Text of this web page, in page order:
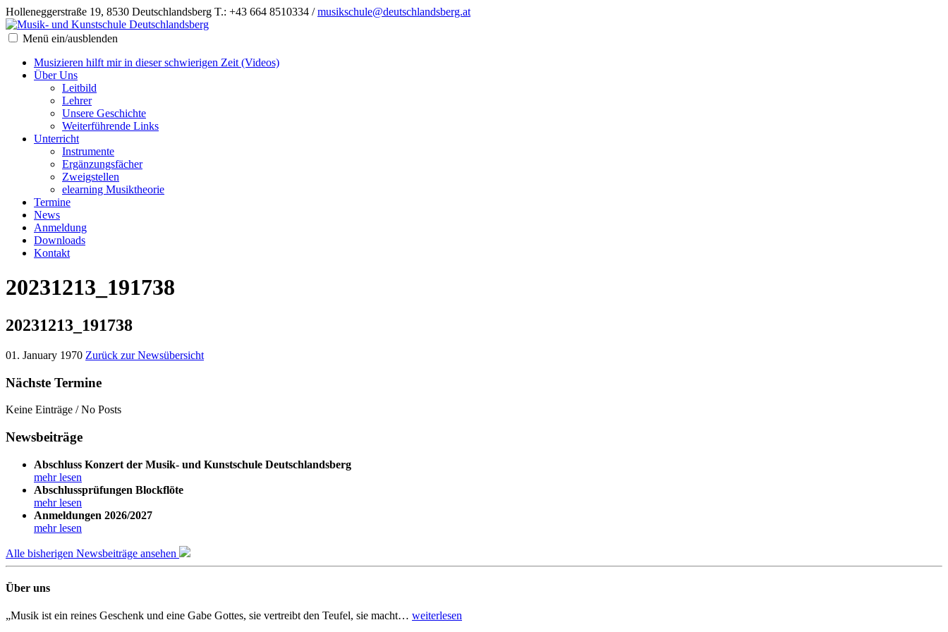
Holleneggerstraße 19, 8530 Deutschlandsberg T.: +43 664 8510334 /musikschule@deutschlandsberg.at
Menü ein/ausblenden
Musizieren hilft mir in dieser schwierigen Zeit (Videos)
Über Uns
Leitbild
Lehrer
Unsere Geschichte
Weiterführende Links
Unterricht
Instrumente
Ergänzungsfächer
Zweigstellen
elearning Musiktheorie
Termine
News
Anmeldung
Downloads
Kontakt
20231213_191738
20231213_191738
01. January 1970 Zurück zur Newsübersicht
Nächste Termine
Keine Einträge / No Posts
Newsbeiträge
Abschluss Konzert der Musik- und Kunstschule Deutschlandsberg
mehr lesen
Abschlussprüfungen Blockflöte
mehr lesen
Anmeldungen 2026/2027
mehr lesen
Alle bisherigen Newsbeiträge ansehen
Über uns
„Musik ist ein reines Geschenk und eine Gabe Gottes, sie vertreibt den Teufel, sie macht… weiterlesen